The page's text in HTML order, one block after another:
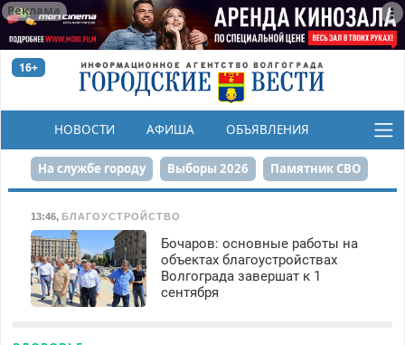
Реклама
16+
НОВОСТИ АФИША ОБЪЯВЛЕНИЯ
КОНКУРСЫ
На службе городу Выборы 2026 Памятник СВО
Сталинград в сердце
Набережная День Победы Реконструкция ЦПКиО
80-летие Победы Парк Героев-летчиков
13:46, БЛАГОУСТРОЙСТВО
Бочаров: основные работы на
объектах благоустройствах
Волгограда завершат к 1
сентября